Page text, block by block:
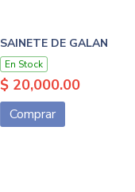
SAINETE DE GALAN
En Stock
$ 20,000.00
Comprar